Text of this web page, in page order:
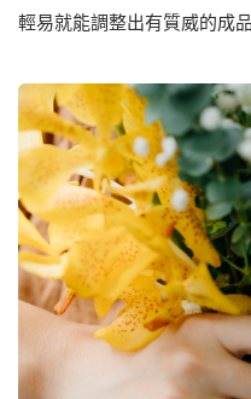
輕易就能調整出有質威的成